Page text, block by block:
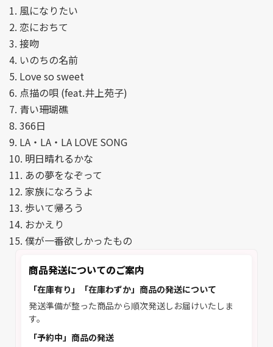
1. 風になりたい
2. 恋におちて
3. 接吻
4. いのちの名前
5. Love so sweet
6. 点描の唄 (feat.井上苑子)
7. 青い珊瑚礁
8. 366日
9. LA・LA・LA LOVE SONG
10. 明日晴れるかな
11. あの夢をなぞって
12. 家族になろうよ
13. 歩いて帰ろう
14. おかえり
15. 僕が一番欲しかったもの
商品発送についてのご案内
「在庫有り」「在庫わずか」商品の発送について
発送準備が整った商品から順次発送しお届けいたしま
す。
「予約中」商品の発送